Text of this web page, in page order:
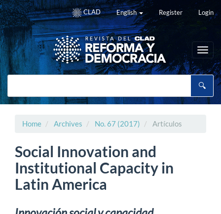
Main
Navigation
Main
Content
Sidebar
CLAD English Register Login
Home Archives No. 67 (2017) Artículos
Social Innovation and
Institutional Capacity in
Latin America